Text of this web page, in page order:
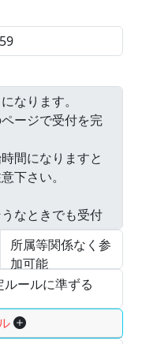
所属等関係なく参
加可能
ールに準ずる